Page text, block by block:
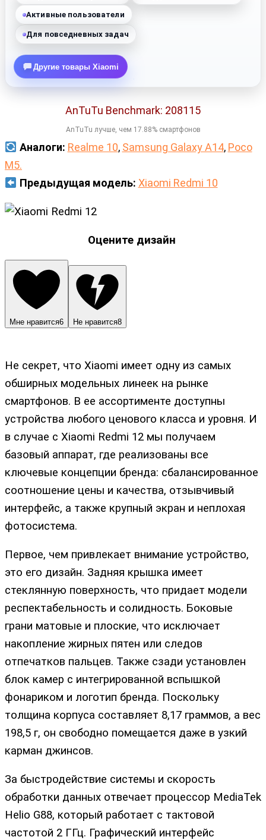
Другие товары Xiaomi
Активные пользователи
Для повседневных задач
AnTuTu Benchmark: 208115
AnTuTu лучше, чем 17.88% смартфонов
Аналоги: Realme 10, Samsung Galaxy A14, Poco
M5.
Предыдущая модель: Xiaomi Redmi 10
Оцените дизайн
Мне нравится6 Не нравится8
Не секрет, что Xiaomi имеет одну из самых
обширных модельных линеек на рынке
смартфонов. В ее ассортименте доступны
устройства любого ценового класса и уровня. И
в случае с Xiaomi Redmi 12 мы получаем
базовый аппарат, где реализованы все
ключевые концепции бренда: сбалансированное
соотношение цены и качества, отзывчивый
интерфейс, а также крупный экран и неплохая
фотосистема.
Первое, чем привлекает внимание устройство,
это его дизайн. Задняя крышка имеет
стеклянную поверхность, что придает модели
респектабельность и солидность. Боковые
грани матовые и плоские, что исключает
накопление жирных пятен или следов
отпечатков пальцев. Также сзади установлен
блок камер с интегрированной вспышкой
фонариком и логотип бренда. Поскольку
толщина корпуса составляет 8,17 граммов, а вес
198,5 г, он свободно помещается даже в узкий
карман джинсов.
За быстродействие системы и скорость
обработки данных отвечает процессор MediaTek
Helio G88, который работает с тактовой
частотой 2 ГГц. Графический интерфейс